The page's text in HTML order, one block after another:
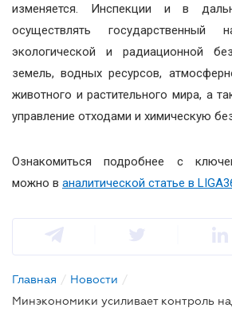
изменяется. Инспекции и в
осуществлять
экологической и радиационной
земель, водных ресурсов,
животного и растительного мира, а
управление отходами и химическую
Ознакомиться подробнее с
можно в аналитической статье в
Главная / Новости /